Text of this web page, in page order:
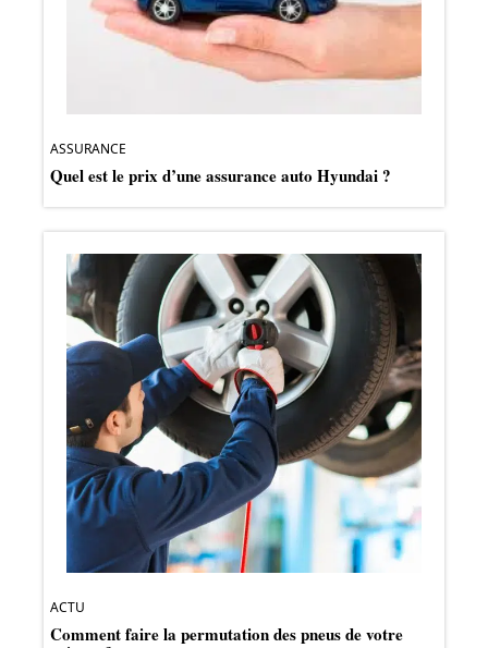
ASSURANCE
Quel est le prix d’une assurance auto Hyundai ?
ACTU
Comment faire la permutation des pneus de votre